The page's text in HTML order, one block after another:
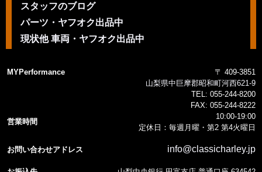
スタッフのブログ
パーツ・ヤフオク出品中
現状他 車両・ヤフオク出品中
MYPerformance
〒 409-3851
山梨県中巨摩郡昭和町河西621-9
TEL: 055-244-8200
FAX: 055-244-8222
営業時間
10:00-19:00
定休日：毎週月曜・第2 第4火曜日
お問い合わせアドレス info@classicharley.jp